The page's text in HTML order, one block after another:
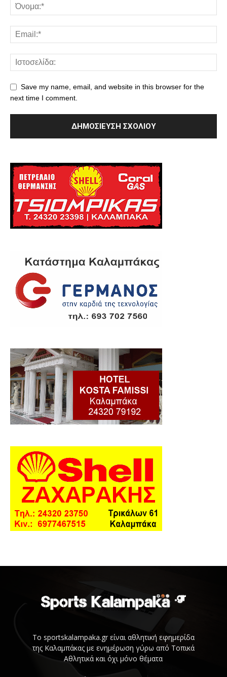
Save my name, email, and website in this browser for the
next time I comment.
Το sportskalampaka.gr είναι αθλητική εφημερίδα
της Καλαμπάκας με ενημέρωση γύρω από Τοπικά
Αθλητικά και όχι μόνο θέματα